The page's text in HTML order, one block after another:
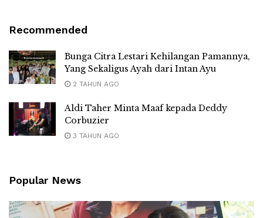
Recommended
Bunga Citra Lestari Kehilangan Pamannya,
Yang Sekaligus Ayah dari Intan Ayu
2 TAHUN AGO
Aldi Taher Minta Maaf kepada Deddy
Corbuzier
3 TAHUN AGO
Popular News